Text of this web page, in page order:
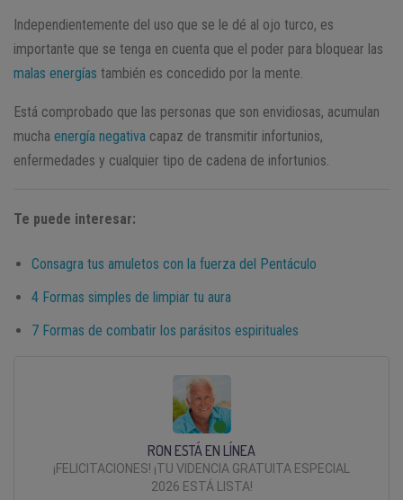
Independientemente del uso que se le dé al ojo turco, es
importante que se tenga en cuenta que el poder para bloquear las
malas energías también es concedido por la mente.
Está comprobado que las personas que son envidiosas, acumulan
mucha energía negativa capaz de transmitir infortunios,
enfermedades y cualquier tipo de cadena de infortunios.
Te puede interesar:
Consagra tus amuletos con la fuerza del Pentáculo
4 Formas simples de limpiar tu aura
7 Formas de combatir los parásitos espirituales
RON ESTÁ EN LÍNEA
¡FELICITACIONES! ¡TU VIDENCIA GRATUITA ESPECIAL
2026 ESTÁ LISTA!